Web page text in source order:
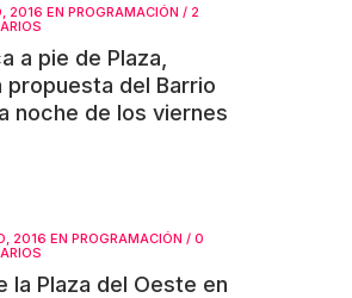
2016 EN PROGRAMACIÓN / 2
a pie de Plaza,
propuesta del Barrio
noche de los viernes
2016 EN PROGRAMACIÓN / 0
la Plaza del Oeste en